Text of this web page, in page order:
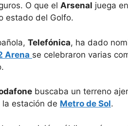
O que el Arsenal juega
estado del Golfo.
Telefónica, ha dado
Arena se celebraron varias
buscaba un terreno
estación de Metro de Sol.